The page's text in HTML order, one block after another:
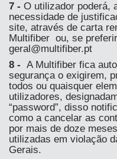
7 - O utilizador poderá,
necessidade de
site, através de carta
Multifiber ou, se
geral@multifiber.pt
8 - A Multifiber fica
segurança o exigirem,
todos ou quaisquer
utilizadores,
“password”, disso
como a cancelar as
por mais de doze
utilizadas em violação
Gerais.